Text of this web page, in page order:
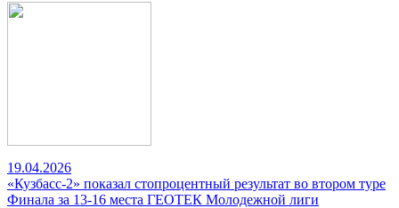
19.04.2026
«Кузбасс-2» показал стопроцентный результат во втором туре
Финала за 13-16 места ГЕОТЕК Молодежной лиги